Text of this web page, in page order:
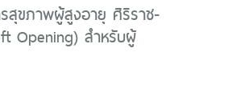
รสุขภาพผู้สูงอายุ ศิริราช-
Opening) สำหรับผู้